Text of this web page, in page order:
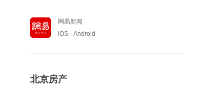
网易新闻
iOS
Android
北京房产